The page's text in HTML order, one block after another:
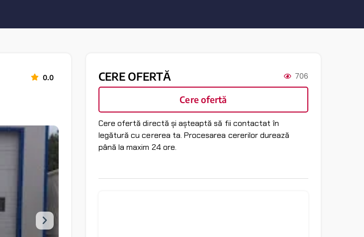
0.0 CERE OFERTĂ 706
Cere ofertă
Cere ofertă directă și așteaptă să fii contactat în
legătură cu cererea ta. Procesarea cererilor durează
până la maxim 24 ore.